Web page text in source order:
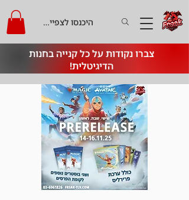
צברו נקודות על כל קנייה בחנות
הדיגיטלית!
היכנסו לצפייה בקרדיט